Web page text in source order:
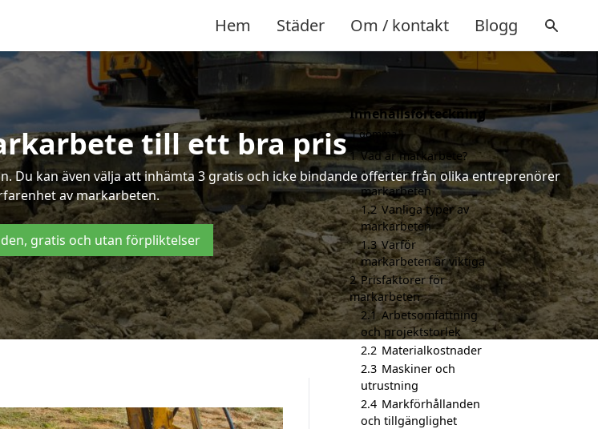
Hem Städer Om / kontakt Blogg
till ett bra pris
Du kan även välja att inhämta 3 gratis och icke bindande offerter från olika entreprenörer
av markarbeten.
gratis och utan förpliktelser
Innehållsförteckning
gömma
1 Vad är markarbete?
1.1 Definition av
markarbeten
1.2 Vanliga typer av
markarbeten
1.3 Varför
markarbeten är viktiga
2 Prisfaktorer för
markarbeten
2.1 Arbetsomfattning
och projektstorlek
2.2 Materialkostnader
2.3 Maskiner och
utrustning
2.4 Markförhållanden
och tillgänglighet